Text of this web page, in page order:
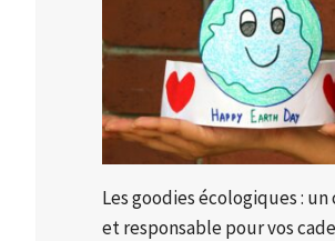
Les goodies écologiques :
et responsable pour vos